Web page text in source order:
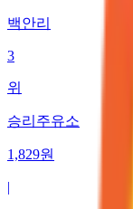
백안리
3
위
승리주유소
1,829원
|